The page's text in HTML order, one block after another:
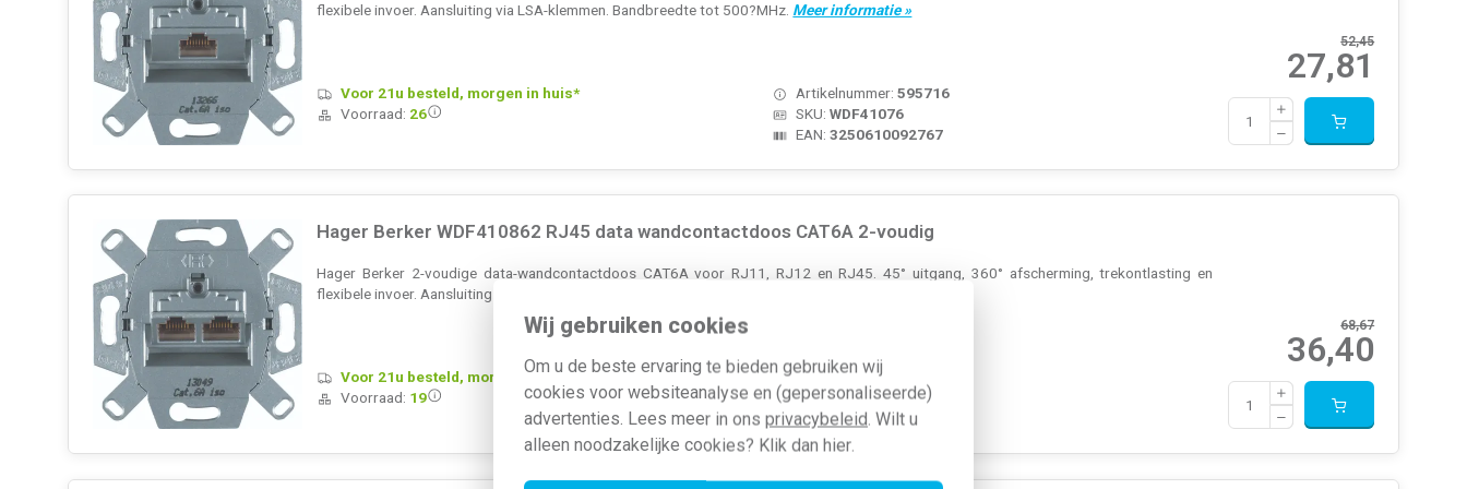
Wij gebruiken cookies
Om u de beste ervaring te bieden gebruiken wij
cookies voor websiteanalyse en (gepersonaliseerde)
advertenties. Lees meer in ons privacybeleid. Wilt u
alleen noodzakelijke cookies? Klik dan hier.
flexibele invoer. Aansluiting via LSA-klemmen. Bandbreedte tot 500?MHz. Meer informatie »
52,45
27,81
Artikelnummer:595716
SKU:WDF41076
EAN:3250610092767
Voor 21u besteld, morgen in huis*
Voorraad: 26
Hager Berker WDF410862 RJ45 data wandcontactdoos CAT6A 2-voudig
Hager Berker 2-voudige data-wandcontactdoos CAT6A voor RJ11, RJ12 en RJ45. 45° uitgang, 360° afscherming, trekontlasting en
flexibele invoer. Aansluiting via LSA-klemmen. Bandbreedte tot 500?MHz.
68,67
36,40
Artikelnummer:
SKU:WDF410862
EAN:3250610092774
Voor 21u besteld, morgen in huis*
Voorraad: 19